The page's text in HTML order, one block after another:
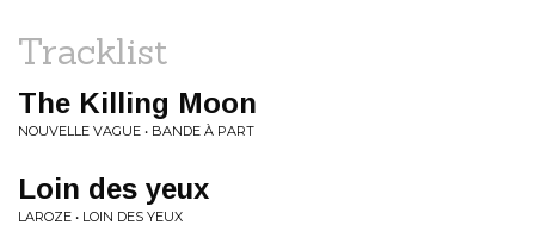
Tracklist
The Killing Moon
NOUVELLE VAGUE • BANDE À PART
Loin des yeux
LAROZE • LOIN DES YEUX